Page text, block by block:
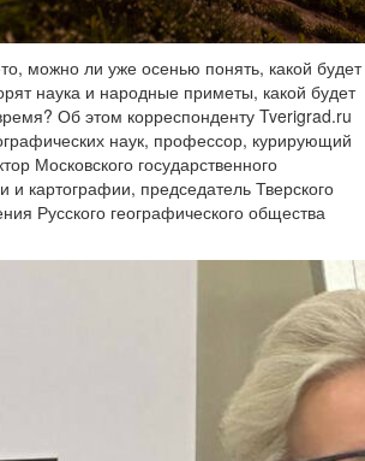
можно ли уже осенью понять, какой будет
наука и народные приметы, какой будет
Об этом корреспонденту Tverigrad.ru
наук, профессор, курирующий
Московского государственного
и картографии, председатель Тверского
Русского географического общества